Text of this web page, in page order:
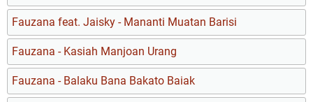
Fauzana feat. Jaisky - Mananti Muatan Barisi
Fauzana - Kasiah Manjoan Urang
Fauzana - Balaku Bana Bakato Baiak